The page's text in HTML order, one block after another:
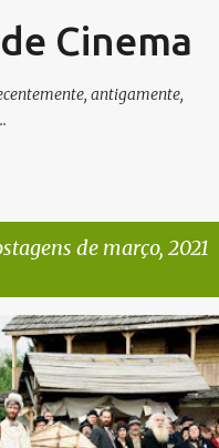
para o conteúdo principal
Cinema
antigamente,
de março, 2021